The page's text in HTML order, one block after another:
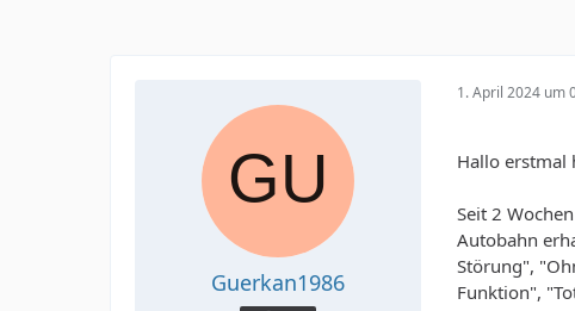
Guerkan1986
1. April 2024 um
Hallo erstmal
Seit 2
Autobahn
Störung",
Funktion",